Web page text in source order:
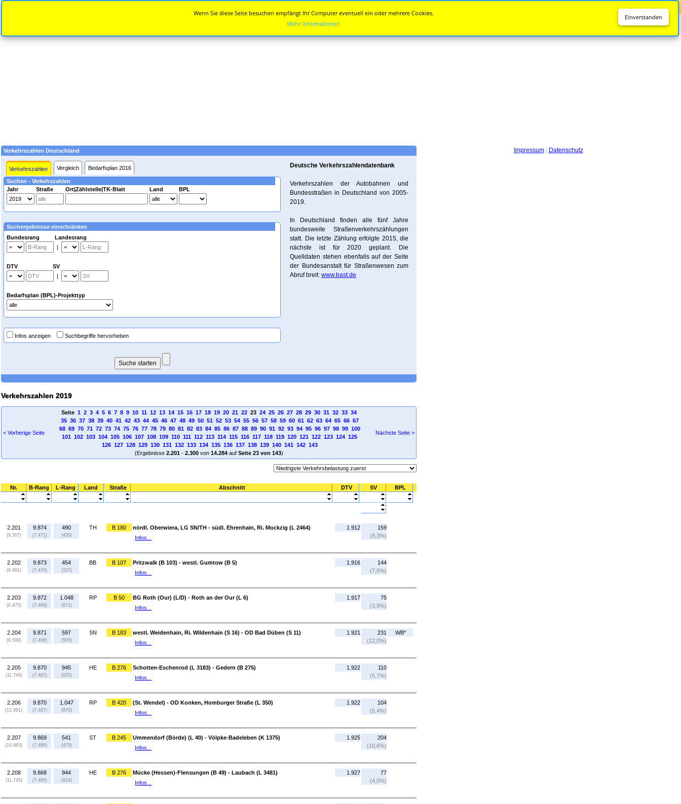
Verkehrszahlen Deutschland
Verkehrszahlen Vergleich Bedarfsplan 2016
Suchen - Verkehszahlen
Jahr
Straße Ort|Zählstelle|TK-Blatt Land BPL
Suchergebnisse einschränken
Bundesrang Landesrang
|
DTV SV
|
Bedarfsplan (BPL)-Projekttyp
Infos anzeigen Suchbegriffe hervorheben
Deutsche Verkehrszahlendatenbank
Verkehrszahlen der Autobahnen und
Bundesstraßen in Deutschland von 2005-
2019.
In Deutschland finden alle fünf Jahre
bundesweite Straßenverkehrszählungen
statt. Die letzte Zählung erfolgte 2015, die
nächste ist für 2020 geplant. Die
Quelldaten stehen ebenfalls auf der Seite
der Bundesanstalt für Straßenwesen zum
Abruf breit: www.bast.de
Verkehrszahlen 2019
< Vorherige Seite
Seite 1 2 3 4 5 6 7 8 9 10 11 12 13 14 15 16 17 18 19 20 21 2223 24 25 26 27 28 29 30 31 32 33 34
35 36 37 38 39 40 41 42 43 44 45 46 47 48 49 50 51 52 53 54 55 56 57 58 59 60 61 62 63 64 65 66 67
68 69 70 71 72 73 74 75 76 77 78 79 80 81 82 83 84 85 86 87 88 89 90 91 92 93 94 95 96 97 98 99 100
101 102 103 104 105 106 107 108 109 110 111 112 113 114 115 116 117 118 119 120 121 122 123 124 125
126 127 128 129 130 131 132 133 134 135 136 137 138 139 140 141 142 143
(Ergebnisse 2.201- 2.300von 14.284auf Seite 23 von 143)
Nächste Seite >
Nr. B-Rang L-Rang Land Straße Abschnitt DTV SV BPL
2.201
(9.507)
9.874
(7.471)
490
(420)
TH B 180
nördl. Oberwiera, LG SN/TH - südl. Ehrenhain, Ri. Mockzig (L 2464)
Infos...
1.912
159
(8,3%)
2.202
(8.881)
9.873
(7.470)
454
(337)
BB B 107
Pritzwalk (B 103) - westl. Gumtow (B 5)
Infos...
1.916
144
(7,5%)
2.203
(6.475)
9.872
(7.469)
1.048
(871)
RP B 50
BG Roth (Our) (L/D) - Roth an der Our (L 6)
Infos...
1.917
75
(3,9%)
2.204
(9.599)
9.871
(7.468)
597
(505)
SN B 183
westl. Weidenhain, Ri. Wildenhain (S 16) - OD Bad Düben (S 11)
Infos...
1.921
231
(12,0%)
WB*
2.205
(11.749)
9.870
(7.467)
945
(925)
HE B 276
Schotten-Eschenrod (L 3183) - Gedern (B 275)
Infos...
1.922
110
(5,7%)
2.206
(12.991)
9.870
(7.467)
1.047
(870)
RP B 420
(St. Wendel) - OD Konken, Homburger Straße (L 350)
Infos...
1.922
104
(5,4%)
2.207
(10.883)
9.869
(7.466)
541
(475)
ST B 245
Ummendorf (Börde) (L 40) - Völpke-Badeleben (K 1375)
Infos...
1.925
204
(10,6%)
2.208
(11.745)
9.868
(7.465)
944
(924)
HE B 276
Mücke (Hessen)-Flensungen (B 49) - Laubach (L 3481)
Infos...
1.927
77
(4,0%)
Impressum| Datenschutz
Einverstanden
Wenn Sie diese Seite besuchen empfängt Ihr Computer eventuell ein oder mehrere Cookies.
Mehr Informationen